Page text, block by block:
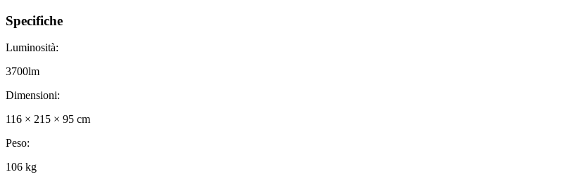
Specifiche
Luminosità:
3700lm
Dimensioni:
116 × 215 × 95 cm
Peso:
106 kg